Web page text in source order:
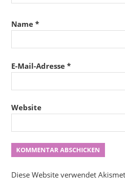
Name *
E-Mail-Adresse *
Website
Diese Website verwendet